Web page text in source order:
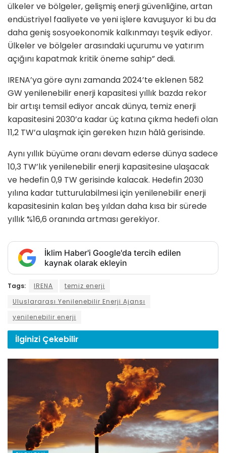
ülkeler ve bölgeler, gelişmiş enerji güvenliğine, artan
endüstriyel faaliyete ve yeni işlere kavuşuyor ki bu da
daha geniş sosyoekonomik kalkınmayı teşvik ediyor.
Ülkeler ve bölgeler arasındaki uçurumu ve yatırım
açığını kapatmak kritik öneme sahip” dedi.
IRENA’ya göre aynı zamanda 2024’te eklenen 582
GW yenilenebilir enerji kapasitesi yıllık bazda rekor
bir artışı temsil ediyor ancak dünya, temiz enerji
kapasitesini 2030’a kadar üç katına çıkma hedefi olan
11,2 TW’a ulaşmak için gereken hızın hâlâ gerisinde.
Aynı yıllık büyüme oranı devam ederse dünya sadece
10,3 TW’lık yenilenebilir enerji kapasitesine ulaşacak
ve hedefin 0,9 TW gerisinde kalacak. Hedefin 2030
yılına kadar tutturulabilmesi için yenilenebilir enerji
kapasitesinin kalan beş yıldan daha kısa bir sürede
yıllık %16,6 oranında artması gerekiyor.
İklim Haber'i Google'da tercih edilen
kaynak olarak ekleyin
Tags: IRENA
temiz enerji
Uluslararası Yenilenebilir Enerji Ajansı
yenilenebilir enerji
İlginizi Çekebilir